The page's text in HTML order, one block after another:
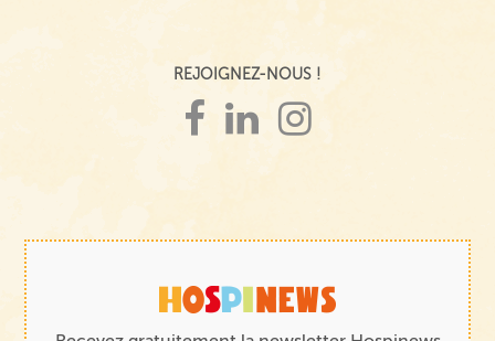
REJOIGNEZ-NOUS !